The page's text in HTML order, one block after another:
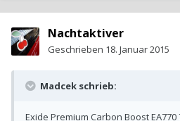
Nachtaktiver
Geschrieben 18. Januar 2015
Madcek schrieb:
Exide Premium Carbon Boost